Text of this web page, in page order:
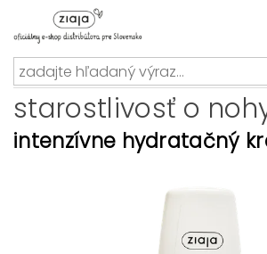
starostlivosť o
intenzívne hydratačný